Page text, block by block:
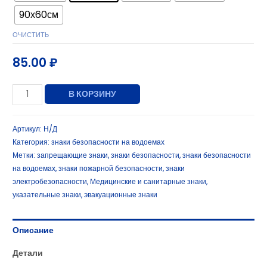
90х60см
ОЧИСТИТЬ
85.00₽
В КОРЗИНУ
Артикул: Н/Д
Категория:знаки безопасности на водоемах
Метки:запрещающие знаки,знаки безопасности,знаки безопасности
на водоемах,знаки пожарной безопасности,знаки
электробезопасности, Медицинские и санитарные знаки,
указательные знаки,эвакуационные знаки
Описание
Детали